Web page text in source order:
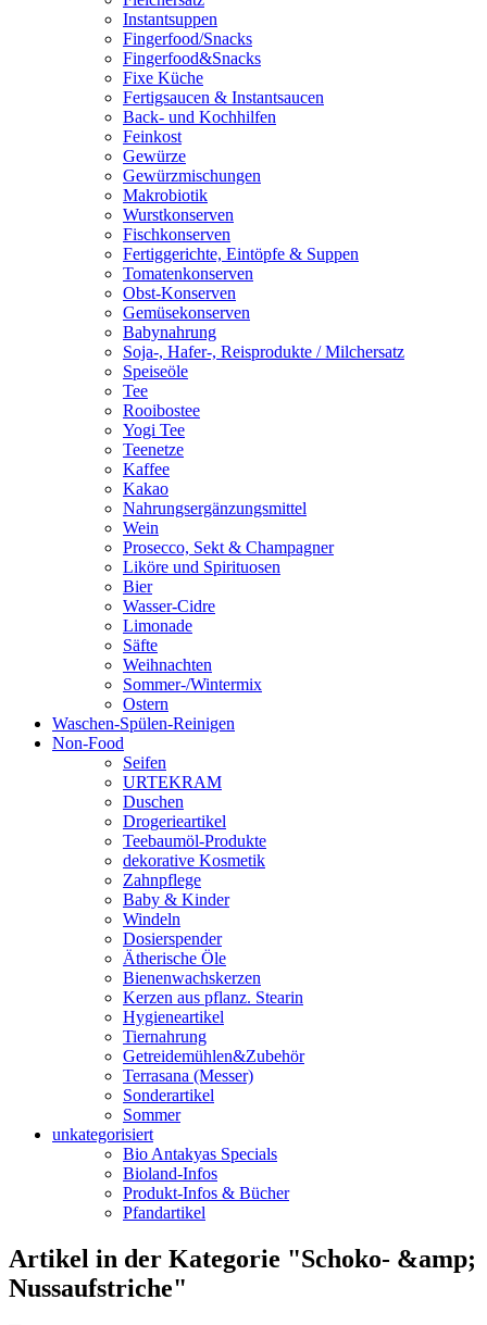
Instantsuppen
Fingerfood/Snacks
Fingerfood&Snacks
Fixe Küche
Fertigsaucen & Instantsaucen
Back- und Kochhilfen
Feinkost
Gewürze
Gewürzmischungen
Makrobiotik
Wurstkonserven
Fischkonserven
Fertiggerichte, Eintöpfe & Suppen
Tomatenkonserven
Obst-Konserven
Gemüsekonserven
Babynahrung
Soja-, Hafer-, Reisprodukte / Milchersatz
Speiseöle
Tee
Rooibostee
Yogi Tee
Teenetze
Kaffee
Kakao
Nahrungsergänzungsmittel
Wein
Prosecco, Sekt & Champagner
Liköre und Spirituosen
Bier
Wasser-Cidre
Limonade
Säfte
Weihnachten
Sommer-/Wintermix
Ostern
Waschen-Spülen-Reinigen
Non-Food
Seifen
URTEKRAM
Duschen
Drogerieartikel
Teebaumöl-Produkte
dekorative Kosmetik
Zahnpflege
Baby & Kinder
Windeln
Dosierspender
Ätherische Öle
Bienenwachskerzen
Kerzen aus pflanz. Stearin
Hygieneartikel
Tiernahrung
Getreidemühlen&Zubehör
Terrasana (Messer)
Sonderartikel
Sommer
unkategorisiert
Bio Antakyas Specials
Bioland-Infos
Produkt-Infos & Bücher
Pfandartikel
Artikel in der Kategorie "Schoko- &amp;
Nussaufstriche"